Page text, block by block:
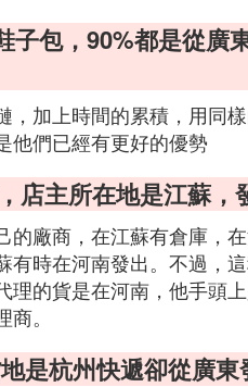
子包，90%都是從廣
，加上時間的累積，用同
他們已經有更好的優勢
店主所在地是江蘇，
的廠商，在江蘇有倉庫，
有時在河南發出。不過，
的貨是在河南，他手頭
。
是杭州快遞卻從廣東